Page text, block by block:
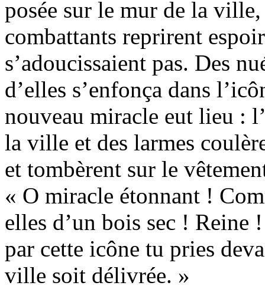
posée sur le mur de la
combattants reprirent
s’adoucissaient pas. Des
d’elles s’enfonça dans
nouveau miracle eut lieu :
la ville et des larmes
et tombèrent sur le
« O miracle étonnant !
elles d’un bois sec ! Reine
par cette icône tu pries
ville soit délivrée. »